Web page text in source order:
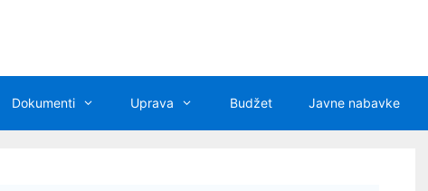
Dokumenti Uprava Budžet Javne nabavke